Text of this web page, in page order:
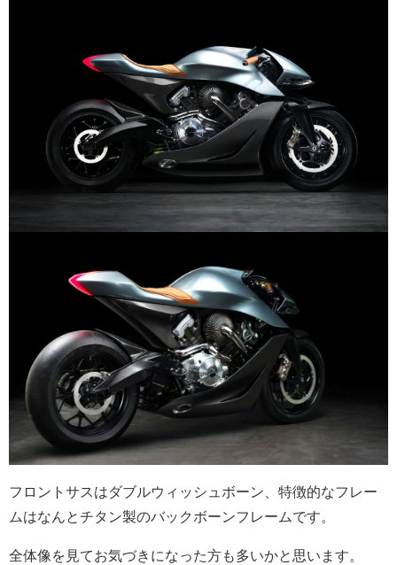
フロントサスはダブルウィッシュボーン、特徴的なフレー
ムはなんとチタン製のバックボーンフレームです。
全体像を見てお気づきになった方も多いかと思います。